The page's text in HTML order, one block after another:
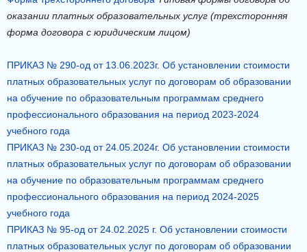
оказании платных образовательных услуг (трехсторонняя
форма договора с юридическим лицом)
ПРИКАЗ № 290-од от 13.06.2023г. Об установлении стоимости
платных образовательных услуг по договорам об образовании
на обучение по образовательным программам среднего
профессионального образования на период 2023-2024
учебного года
ПРИКАЗ № 230-од от 24.05.2024г. Об установлении стоимости
платных образовательных услуг по договорам об образовании
на обучение по образовательным программам среднего
профессионального образования на период 2024-2025
учебного года
ПРИКАЗ № 95-од от 24.02.2025 г. Об установлении стоимости
платных образовательных услуг по договорам об образовании